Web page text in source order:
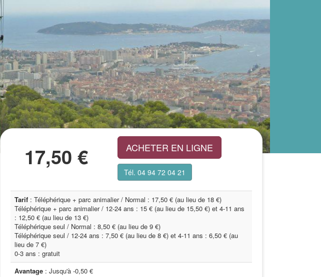
17,50 € ACHETER EN LIGNE
Tél. 04 94 72 04 21
Tarif : Téléphérique + parc animalier / Normal : 17,50 € (au lieu de 18 €)
Téléphérique + parc animalier / 12-24 ans : 15 € (au lieu de 15,50 €) et 4-11 ans
: 12,50 € (au lieu de 13 €)
Téléphérique seul / Normal : 8,50 € (au lieu de 9 €)
Téléphérique seul / 12-24 ans : 7,50 € (au lieu de 8 €) et 4-11 ans : 6,50 € (au
lieu de 7 €)
0-3 ans : gratuit
Avantage : Jusqu'à -0,50 €